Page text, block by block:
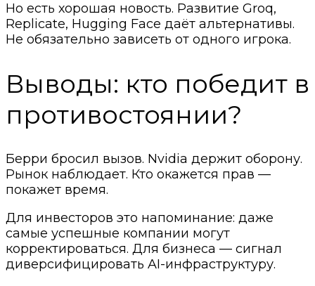
Но есть хорошая новость. Развитие Groq,
Replicate, Hugging Face даёт альтернативы.
Не обязательно зависеть от одного игрока.
Выводы: кто победит в
противостоянии?
Берри бросил вызов. Nvidia держит оборону.
Рынок наблюдает. Кто окажется прав —
покажет время.
Для инвесторов это напоминание: даже
самые успешные компании могут
корректироваться. Для бизнеса — сигнал
диверсифицировать AI-инфраструктуру.